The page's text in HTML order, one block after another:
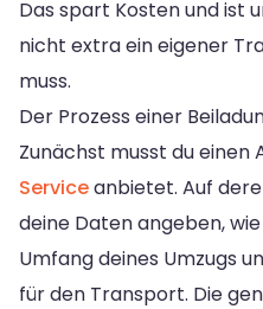
Das spart Kosten und ist
nicht extra ein eigener
muss.
Der Prozess einer
Zunächst musst du einen
Serviceanbietet. Auf
deine Daten angeben,
Umfang deines Umzugs
für den Transport. Die